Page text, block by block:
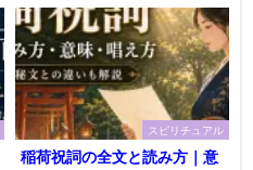
スピリチュアル
稲荷祝詞の全文と読み方｜意